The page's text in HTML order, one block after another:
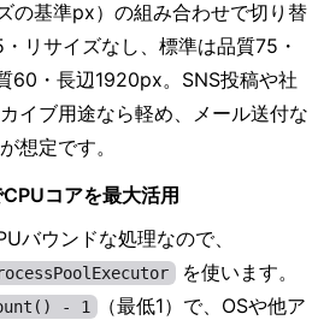
の基準px）の組み合わせで切り替
リサイズなし、標準は品質75・
60・長辺1920px。SNS投稿や社
イブ用途なら軽め、メール送付な
想定です。
コアを最大活用
バウンドな処理なので、
を使います。
- 1
（最低1）で、OSや他ア